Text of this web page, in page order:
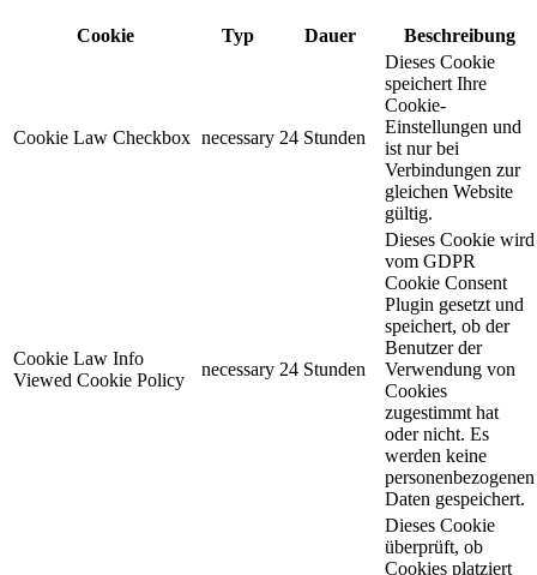
Cookie Typ Dauer Beschreibung
Cookie Law Checkbox necessary 24 Stunden
Dieses Cookie
speichert Ihre
Cookie-
Einstellungen und
ist nur bei
Verbindungen zur
gleichen Website
gültig.
Cookie Law Info
Viewed Cookie Policy
necessary 24 Stunden
Dieses Cookie wird
vom GDPR
Cookie Consent
Plugin gesetzt und
speichert, ob der
Benutzer der
Verwendung von
Cookies
zugestimmt hat
oder nicht. Es
werden keine
personenbezogenen
Daten gespeichert.
Dieses Cookie
überprüft, ob
Cookies platziert